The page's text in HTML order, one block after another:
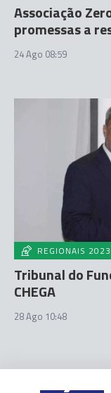
Associação
promessas a
24 Ago 08:59
REGIONAIS 2023
Tribunal do
CHEGA
28 Ago 10:48